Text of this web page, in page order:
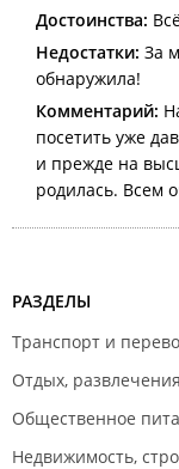
Достоинства:
Недостатки: За
обнаружила!
Комментарий:
посетить уже
и прежде на
родилась. Всем
РАЗДЕЛЫ
Транспорт и
Отдых,
Общественное
Недвижимость,